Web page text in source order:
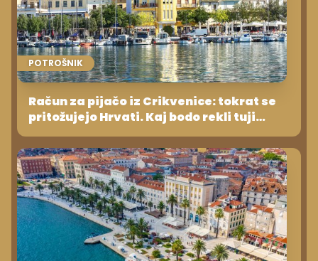
POTROŠNIK
Račun za pijačo iz Crikvenice: tokrat se
pritožujejo Hrvati. Kaj bodo rekli tuji
turisti?